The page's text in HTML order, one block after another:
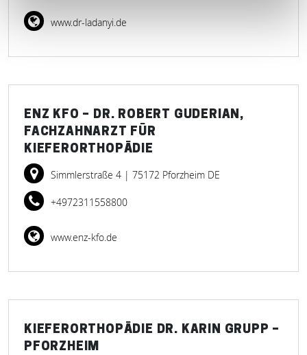
www.dr-ladanyi.de
ENZ KFO – DR. ROBERT GUDERIAN,
FACHZAHNARZT FÜR
KIEFERORTHOPÄDIE
Simmlerstraße 4 | 75172 Pforzheim DE
+4972311558800
www.enz-kfo.de
KIEFERORTHOPÄDIE DR. KARIN GRUPP –
PFORZHEIM